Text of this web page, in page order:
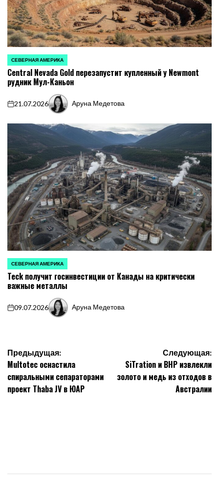
ОПУБЛИКОВАНО
В
СЕВЕРНАЯ АМЕРИКА
Central Nevada Gold перезапустит купленный у Newmont
рудник Мул-Каньон
on
21.07.2026
Запись
Аруна Медетова
ОПУБЛИКОВАНО
В
СЕВЕРНАЯ АМЕРИКА
Teck получит госинвестиции от Канады на критически
важные металлы
on
09.07.2026
Запись
Аруна Медетова
Навигация
по
записям
Предыдущая:
Multotec оснастила
спиральными сепараторами
проект Thaba JV в ЮАР
Следующая:
SiTration и BHP извлекли
золото и медь из отходов в
Австралии